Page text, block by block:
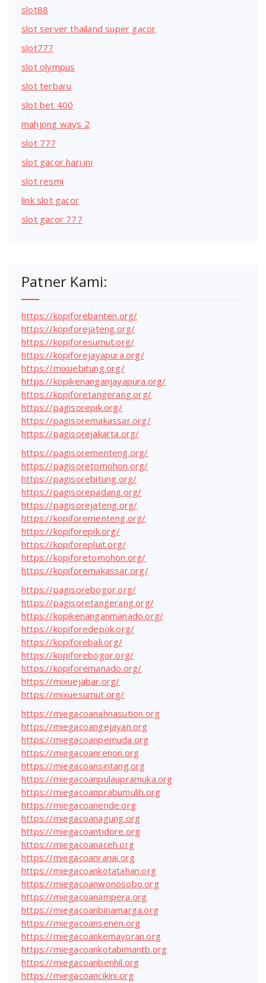
slot88
slot server thailand super gacor
slot777
slot olympus
slot terbaru
slot bet 400
mahjong ways 2
slot 777
slot gacor hari ini
slot resmi
link slot gacor
slot gacor 777
Patner Kami:
https://kopiforebanten.org/
https://kopiforejateng.org/
https://kopiforesumut.org/
https://kopiforejayapura.org/
https://mixuebitung.org/
https://kopikenanganjayapura.org/
https://kopiforetangerang.org/
https://pagisorepik.org/
https://pagisoremakassar.org/
https://pagisorejakarta.org/
https://pagisorementeng.org/
https://pagisoretomohon.org/
https://pagisorebitung.org/
https://pagisorepadang.org/
https://pagisorejateng.org/
https://kopiforementeng.org/
https://kopiforepik.org/
https://kopiforepluit.org/
https://kopiforetomohon.org/
https://kopiforemakassar.org/
https://pagisorebogor.org/
https://pagisoretangerang.org/
https://kopikenanganmanado.org/
https://kopiforedepok.org/
https://kopiforebali.org/
https://kopiforebogor.org/
https://kopiforemanado.org/
https://mixuejabar.org/
https://mixuesumut.org/
https://miegacoanahnasution.org
https://miegacoangejayan.org
https://miegacoanpemuda.org
https://miegacoanrenon.org
https://miegacoansintang.org
https://miegacoanpulaupramuka.org
https://miegacoanprabumulih.org
https://miegacoanende.org
https://miegacoanagung.org
https://miegacoantidore.org
https://miegacoanaceh.org
https://miegacoanranai.org
https://miegacoankotatahan.org
https://miegacoanwonosobo.org
https://miegacoanampera.org
https://miegacoanbinamarga.org
https://miegacoansenen.org
https://miegacoankemayoran.org
https://miegacoankotabimantb.org
https://miegacoanbenhil.org
https://miegacoancikini.org